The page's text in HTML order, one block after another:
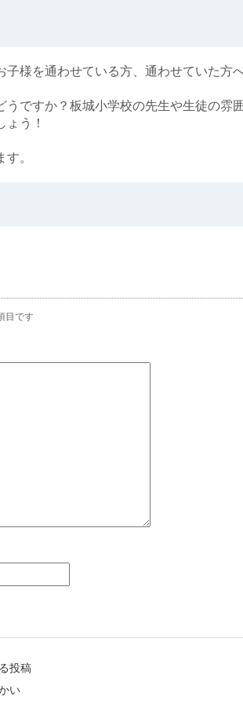
様を通わせている方、通わせていた方へ
うですか？板城小学校の先生や生徒の雰
ょう！
。
目です
投稿
い